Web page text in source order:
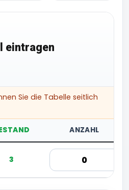
eintragen
Sie die Tabelle seitlich
ANZAHL
3